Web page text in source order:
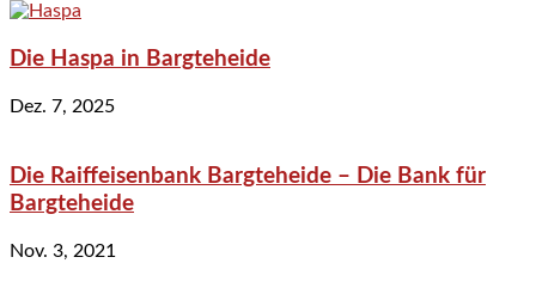
Die Haspa in Bargteheide
Dez. 7, 2025
Die Raiffeisenbank Bargteheide – Die Bank für
Bargteheide
Nov. 3, 2021